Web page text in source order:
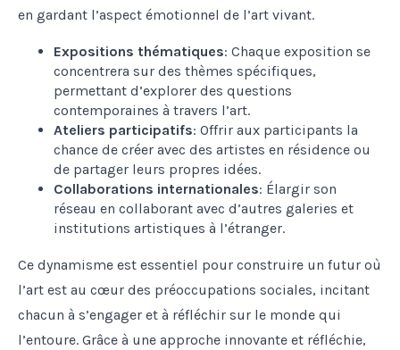
en gardant l’aspect émotionnel de l’art vivant.
Expositions thématiques: Chaque exposition se
concentrera sur des thèmes spécifiques,
permettant d’explorer des questions
contemporaines à travers l’art.
Ateliers participatifs: Offrir aux participants la
chance de créer avec des artistes en résidence ou
de partager leurs propres idées.
Collaborations internationales: Élargir son
réseau en collaborant avec d’autres galeries et
institutions artistiques à l’étranger.
Ce dynamisme est essentiel pour construire un futur où
l’art est au cœur des préoccupations sociales, incitant
chacun à s’engager et à réfléchir sur le monde qui
l’entoure. Grâce à une approche innovante et réfléchie,